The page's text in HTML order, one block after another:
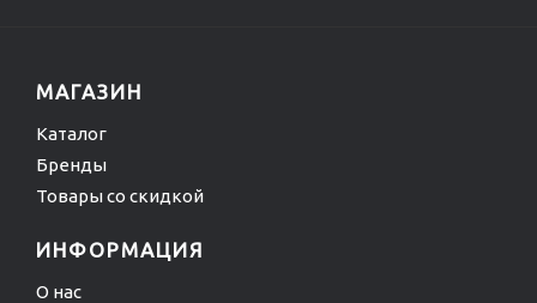
МАГАЗИН
Каталог
Бренды
Товары со скидкой
ИНФОРМАЦИЯ
О нас